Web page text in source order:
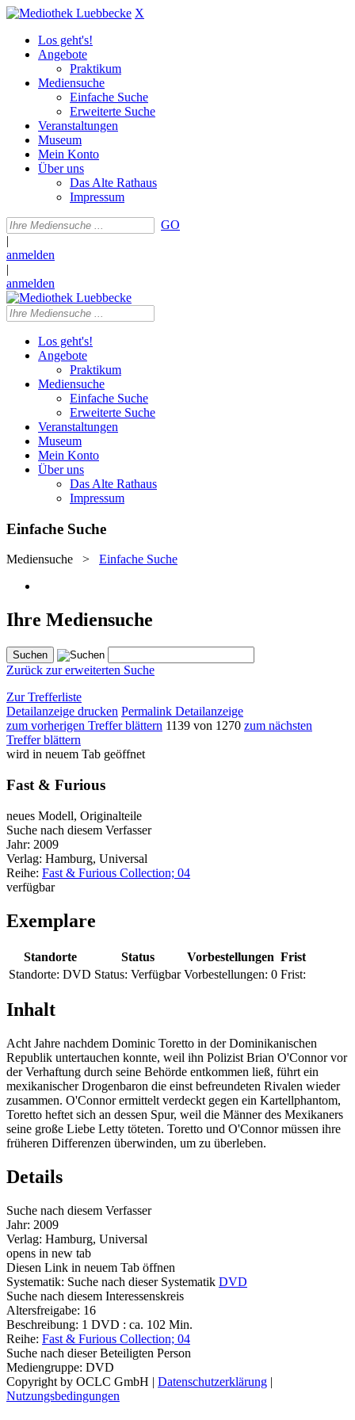
X
Los geht's!
Angebote
Praktikum
Mediensuche
Einfache Suche
Erweiterte Suche
Veranstaltungen
Museum
Mein Konto
Über uns
Das Alte Rathaus
Impressum
GO
|
anmelden
|
anmelden
Los geht's!
Angebote
Praktikum
Mediensuche
Einfache Suche
Erweiterte Suche
Veranstaltungen
Museum
Mein Konto
Über uns
Das Alte Rathaus
Impressum
Einfache Suche
Mediensuche > Einfache Suche
Ihre Mediensuche
Zurück zur erweiterten Suche
Zur Trefferliste
Detailanzeige drucken Permalink Detailanzeige
zum vorherigen Treffer blättern 1139 von 1270 zum nächsten
Treffer blättern
wird in neuem Tab geöffnet
Fast & Furious
neues Modell, Originalteile
Suche nach diesem Verfasser
Jahr: 2009
Verlag: Hamburg, Universal
Reihe: Fast & Furious Collection; 04
verfügbar
Exemplare
Standorte Status Vorbestellungen Frist
Standorte: DVD Status: Verfügbar Vorbestellungen: 0 Frist:
Inhalt
Acht Jahre nachdem Dominic Toretto in der Dominikanischen
Republik untertauchen konnte, weil ihn Polizist Brian O'Connor vor
der Verhaftung durch seine Behörde entkommen ließ, führt ein
mexikanischer Drogenbaron die einst befreundeten Rivalen wieder
zusammen. O'Connor ermittelt verdeckt gegen ein Kartellphantom,
Toretto heftet sich an dessen Spur, weil die Männer des Mexikaners
seine große Liebe Letty töteten. Toretto und O'Connor müssen ihre
früheren Differenzen überwinden, um zu überleben.
Details
Suche nach diesem Verfasser
Jahr: 2009
Verlag: Hamburg, Universal
opens in new tab
Diesen Link in neuem Tab öffnen
Systematik: Suche nach dieser Systematik DVD
Suche nach diesem Interessenskreis
Altersfreigabe: 16
Beschreibung: 1 DVD : ca. 102 Min.
Reihe: Fast & Furious Collection; 04
Suche nach dieser Beteiligten Person
Mediengruppe: DVD
Copyright by OCLC GmbH | Datenschutzerklärung |
Nutzungsbedingungen